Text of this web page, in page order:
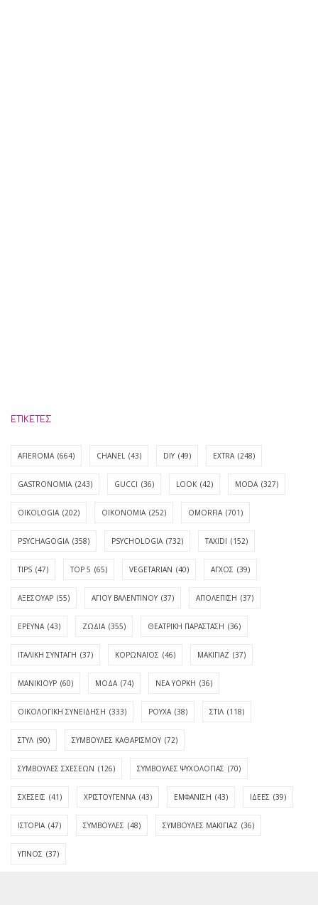
ΕΤΙΚΈΤΕΣ
AFIEROMA (664) CHANEL (43) DIY (49) EXTRA (248)
GASTRONOMIA (243) GUCCI (36) LOOK (42) MODA (327)
OIKOLOGIA (202) OIKONOMIA (252) OMORFIA (701)
PSYCHAGOGIA (358) PSYCHOLOGIA (732) TAXIDI (152)
TIPS (47) TOP 5 (65) VEGETARIAN (40) ΑΓΧΟΣ (39)
ΑΞΕΣΟΥΑΡ (55) ΑΓΊΟΥ ΒΑΛΕΝΤΊΝΟΥ (37) ΑΠΟΛΈΠΙΣΗ (37)
ΕΡΕΥΝΑ (43) ΖΩΔΙΑ (355) ΘΕΑΤΡΙΚΗ ΠΑΡΑΣΤΑΣΗ (36)
ΙΤΑΛΙΚΗ ΣΥΝΤΑΓΗ (37) ΚΟΡΩΝΑΪΟΣ (46) ΜΑΚΙΓΙΑΖ (37)
ΜΑΝΙΚΙΟΥΡ (60) ΜΟΔΑ (74) ΝΕΑ ΥΟΡΚΗ (36)
ΟΙΚΟΛΟΓΙΚΗ ΣΥΝΕΙΔΗΣΗ (333) ΡΟΥΧΑ (38) ΣΤΙΛ (118)
ΣΤΥΛ (90) ΣΥΜΒΟΥΛΕΣ ΚΑΘΑΡΙΣΜΟΥ (72)
ΣΥΜΒΟΥΛΕΣ ΣΧΕΣΕΩΝ (126) ΣΥΜΒΟΥΛΕΣ ΨΥΧΟΛΟΓΙΑΣ (70)
ΣΧΕΣΕΙΣ (41) ΧΡΙΣΤΟΥΓΕΝΝΑ (43) ΕΜΦΆΝΙΣΗ (43) ΙΔΈΕΣ (39)
ΙΣΤΟΡΊΑ (47) ΣΥΜΒΟΥΛΈΣ (48) ΣΥΜΒΟΥΛΈΣ ΜΑΚΙΓΙΆΖ (36)
ΎΠΝΟΣ (37)